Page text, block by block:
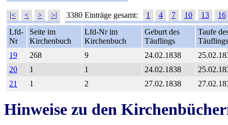
|< < > >| 3380 Einträge gesamt: 1 4 7 10 13
16
Lfd-
Nr
Seite im
Kirchenbuch
Lfd-Nr im
Kirchenbuch
Geburt des
Täuflings
Taufe
Täuflings
19
268 9 24.02.1838
20
1 1 24.02.1838
21
1 2 27.02.1838
Hinweise zu den